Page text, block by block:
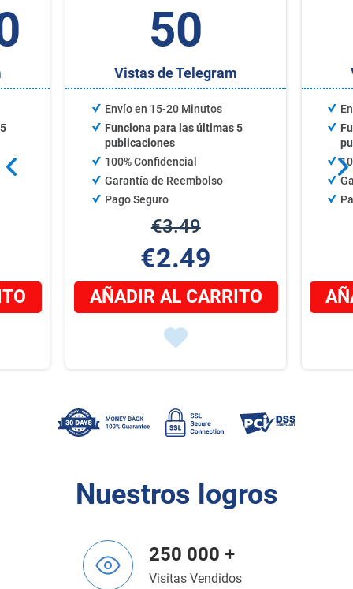
50
Vistas de Telegram
Envío en 15-20 Minutos
Funciona para las últimas 5
publicaciones
100% Confidencial
Garantía de Reembolso
Pago Seguro
€3.49
€2.49
AÑADIR AL CARRITO
Nuestros logros
250 000 +
Visitas Vendidos